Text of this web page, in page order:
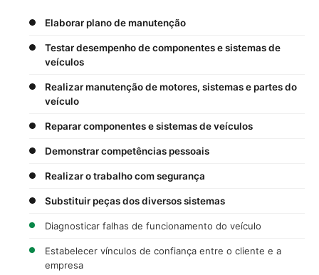
Elaborar plano de manutenção
Testar desempenho de componentes e sistemas de
veículos
Realizar manutenção de motores, sistemas e partes do
veículo
Reparar componentes e sistemas de veículos
Demonstrar competências pessoais
Realizar o trabalho com segurança
Substituir peças dos diversos sistemas
Diagnosticar falhas de funcionamento do veículo
Estabelecer vínculos de confiança entre o cliente e a
empresa